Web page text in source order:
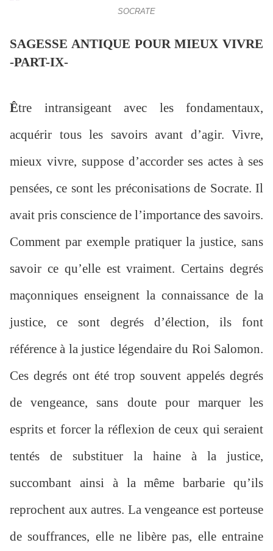
SOCRATE
SAGESSE ANTIQUE POUR MIEUX VIVRE
-PART-IX-
Être intransigeant avec les fondamentaux,
acquérir tous les savoirs avant d’agir. Vivre,
mieux vivre, suppose d’accorder ses actes à ses
pensées, ce sont les préconisations de Socrate. Il
avait pris conscience de l’importance des savoirs.
Comment par exemple pratiquer la justice, sans
savoir ce qu’elle est vraiment. Certains degrés
maçonniques enseignent la connaissance de la
justice, ce sont degrés d’élection, ils font
référence à la justice légendaire du Roi Salomon.
Ces degrés ont été trop souvent appelés degrés
de vengeance, sans doute pour marquer les
esprits et forcer la réflexion de ceux qui seraient
tentés de substituer la haine à la justice,
succombant ainsi à la même barbarie qu’ils
reprochent aux autres. La vengeance est porteuse
de souffrances, elle ne libère pas, elle entraine